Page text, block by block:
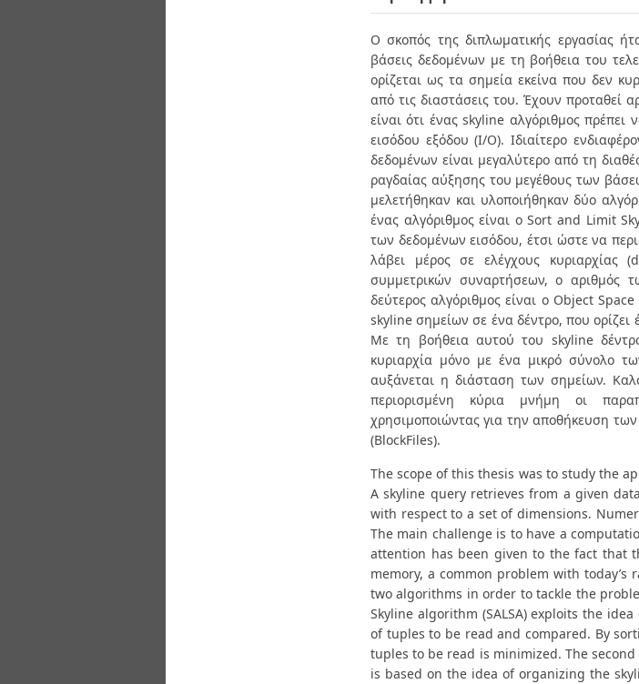
Ο σκοπός της διπλωματικής εργασίας
βάσεις δεδομένων με τη βοήθεια του
ορίζεται ως τα σημεία εκείνα που δεν
από τις διαστάσεις του. Έχουν προταθεί
είναι ότι ένας skyline αλγόριθμος πρέπει
εισόδου εξόδου (Ι/Ο). Ιδιαίτερο
δεδομένων είναι μεγαλύτερο από τη
ραγδαίας αύξησης του μεγέθους των
μελετήθηκαν και υλοποιήθηκαν δύο
ένας αλγόριθμος είναι ο Sort and Limit
των δεδομένων εισόδου, έτσι ώστε να
λάβει μέρος σε ελέγχους κυριαρχίας
συμμετρικών συναρτήσεων, ο αριθμός
δεύτερος αλγόριθμος είναι ο Object
skyline σημείων σε ένα δέντρο, που
Mε τη βοήθεια αυτού του skyline
κυριαρχία μόνο με ένα μικρό σύνολο
αυξάνεται η διάσταση των σημείων.
περιορισμένη κύρια μνήμη οι
χρησιμοποιώντας για την αποθήκευση
(BlockFiles).
The scope of this thesis was to study the
A skyline query retrieves from a given
with respect to a set of dimensions.
The main challenge is to have a
attention has been given to the fact that
memory, a common problem with
two algorithms in order to tackle the
Skyline algorithm (SALSA) exploits the
of tuples to be read and compared. By
tuples to be read is minimized. The
is based on the idea of organizing the